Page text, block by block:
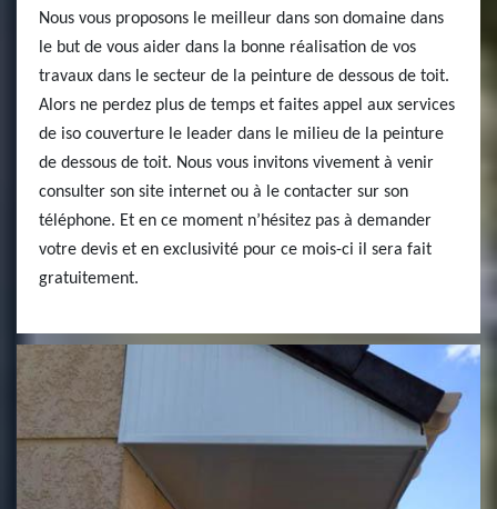
Nous vous proposons le meilleur dans son domaine dans
le but de vous aider dans la bonne réalisation de vos
travaux dans le secteur de la peinture de dessous de toit.
Alors ne perdez plus de temps et faites appel aux services
de iso couverture le leader dans le milieu de la peinture
de dessous de toit. Nous vous invitons vivement à venir
consulter son site internet ou à le contacter sur son
téléphone. Et en ce moment n’hésitez pas à demander
votre devis et en exclusivité pour ce mois-ci il sera fait
gratuitement.